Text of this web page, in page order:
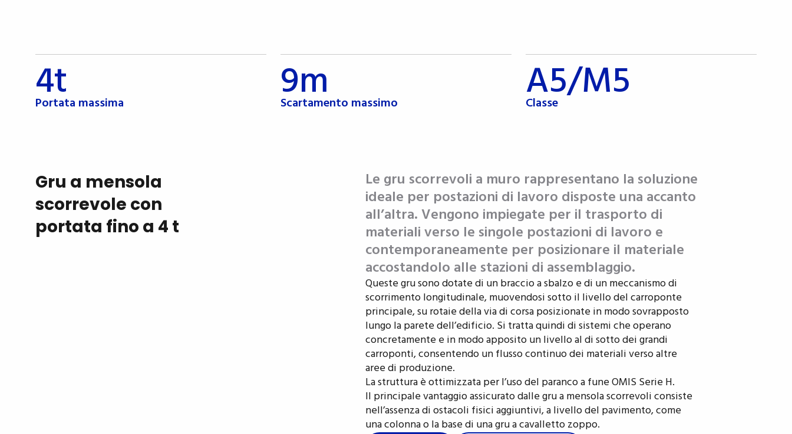
4t
Portata massima 9m
Scartamento massimo A5/M5
Classe
Gru a mensola
scorrevole con
portata fino a 4 t
Le gru scorrevoli a muro rappresentano la soluzione
ideale per postazioni di lavoro disposte una accanto
all’altra. Vengono impiegate per il trasporto di
materiali verso le singole postazioni di lavoro e
contemporaneamente per posizionare il materiale
accostandolo alle stazioni di assemblaggio.
Queste gru sono dotate di un braccio a sbalzo e di un meccanismo di
scorrimento longitudinale, muovendosi sotto il livello del carroponte
principale, su rotaie della via di corsa posizionate in modo sovrapposto
lungo la parete dell’edificio. Si tratta quindi di sistemi che operano
concretamente e in modo apposito un livello al di sotto dei grandi
carroponti, consentendo un flusso continuo dei materiali verso altre
aree di produzione.
La struttura è ottimizzata per l’uso del paranco a fune OMIS Serie H.
Il principale vantaggio assicurato dalle gru a mensola scorrevoli consiste
nell’assenza di ostacoli fisici aggiuntivi, a livello del pavimento, come
una colonna o la base di una gru a cavalletto zoppo.